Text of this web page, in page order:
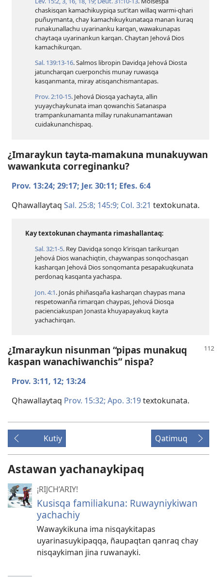
chaskisqan kamachikuypiqa sut’itan willaq warmi-qhari
puñuymanta, chay kamachikuykunataqa manan kuraq
runakunallachu uyarinanku karqan, wawakunapas
chaytaqa uyarinankun karqan. Chaytan Jehová Dios
kamachikurqan.
Sal. 139:​13-16. Salmos libropin Davidqa Jehová Diosta
jatuncharqan cuerponchis munay ruwasqa
kasqanmanta, miray atisqanchismantapas.
Prov. 2:​10-15. Jehová Diosqa yachayta, allin
yuyaychaykunata iman qowanchis Satanaspa
trampankunamanta millay runakunamantawan
cuidakunanchispaq.
¿Imaraykun tayta-mamakuna munakuywan
wawankuta correginanku?
Prov. 13:24; 29:17; Jer. 30:11; Efes. 6:4
Qhawallaytaq Sal. 25:8; 145:9; Col. 3:21 textokunata.
Kay textokunan chaymanta rimashallantaq:
Sal. 32:​1-5. Rey Davidqa sonqo k’irisqan tarikurqan
Jehová Dios wanachiqtin, chaywanpas sonqochasqan
kasharqan Jehová Dios sonqomanta pesapakuqkunata
perdonaq kasqanta yachaspa.
Jon. 4:1. Jonás phiñasqaña kasharqan chaypas mana
respetowanña rimarqan chaypas, Jehová Diosqa
pacienciakuspan Jonasta khuyapayakuq kayta
yachachirqan.
¿Imaraykun nisunman “pipas munakuq
kaspan wanachiwanchis” nispa?
Prov. 3:​11, 12; 13:24
Qhawallaytaq Prov. 15:32; Apo. 3:19textokunata.
Kutiy Qatimuq
Astawan yachanaykipaq
¡RIJCH’ARIY!
Kusisqa familiakuna: Ruwayniykiwan
yachachiy
Wawaykikuna ima nisqaykitapas
uyarinasuykipaqqa, ñaupaqtan qanraq chay
nisqaykiman jina ruwanayki.